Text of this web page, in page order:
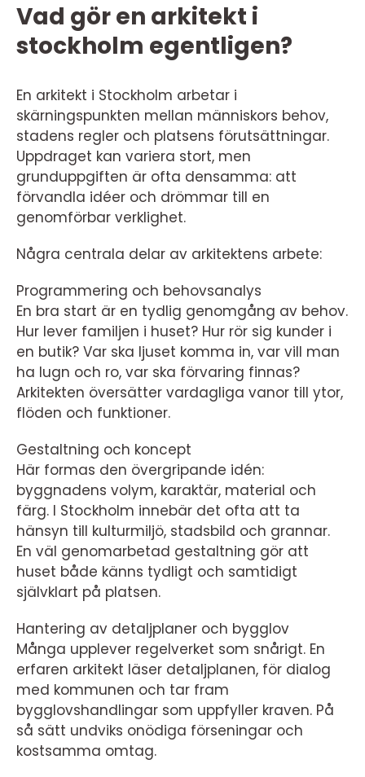
Vad gör en arkitekt i
stockholm egentligen?
En arkitekt i Stockholm arbetar i
skärningspunkten mellan människors behov,
stadens regler och platsens förutsättningar.
Uppdraget kan variera stort, men
grunduppgiften är ofta densamma: att
förvandla idéer och drömmar till en
genomförbar verklighet.
Några centrala delar av arkitektens arbete:
Programmering och behovsanalys
En bra start är en tydlig genomgång av behov.
Hur lever familjen i huset? Hur rör sig kunder i
en butik? Var ska ljuset komma in, var vill man
ha lugn och ro, var ska förvaring finnas?
Arkitekten översätter vardagliga vanor till ytor,
flöden och funktioner.
Gestaltning och koncept
Här formas den övergripande idén:
byggnadens volym, karaktär, material och
färg. I Stockholm innebär det ofta att ta
hänsyn till kulturmiljö, stadsbild och grannar.
En väl genomarbetad gestaltning gör att
huset både känns tydligt och samtidigt
självklart på platsen.
Hantering av detaljplaner och bygglov
Många upplever regelverket som snårigt. En
erfaren arkitekt läser detaljplanen, för dialog
med kommunen och tar fram
bygglovshandlingar som uppfyller kraven. På
så sätt undviks onödiga förseningar och
kostsamma omtag.